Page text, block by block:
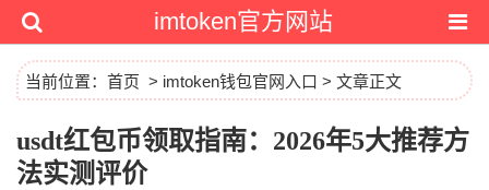
imtoken官方网站
当前位置： 首页 > imtoken钱包官网入口 > 文章正文
usdt红包币领取指南：2026年5大推荐方
法实测评价